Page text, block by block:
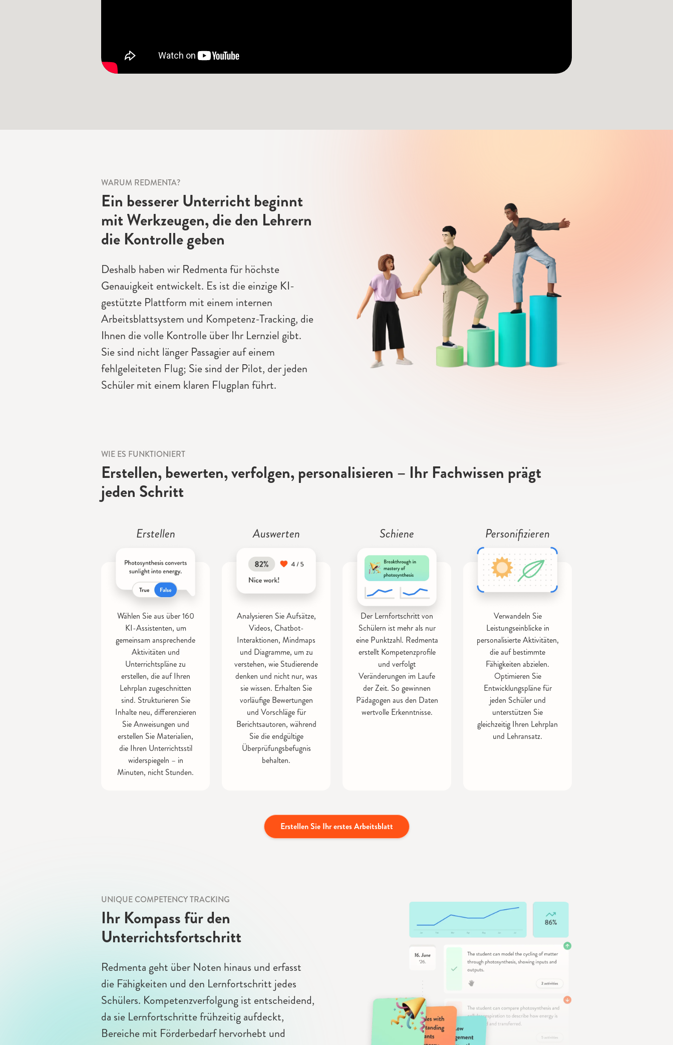
WARUM REDMENTA?
Ein besserer Unterricht beginnt
mit Werkzeugen, die den Lehrern
die Kontrolle geben
Deshalb haben wir Redmenta für höchste
Genauigkeit entwickelt. Es ist die einzige KI-
gestützte Plattform mit einem internen
Arbeitsblattsystem und Kompetenz-Tracking, die
Ihnen die volle Kontrolle über Ihr Lernziel gibt.
Sie sind nicht länger Passagier auf einem
fehlgeleiteten Flug; Sie sind der Pilot, der jeden
Schüler mit einem klaren Flugplan führt.
WIE ES FUNKTIONIERT
Erstellen, bewerten, verfolgen, personalisieren – Ihr Fachwissen prägt
jeden Schritt
Erstellen
Wählen Sie aus über 160
KI-Assistenten, um
gemeinsam ansprechende
Aktivitäten und
Unterrichtspläne zu
erstellen, die auf Ihren
Lehrplan zugeschnitten
sind. Strukturieren Sie
Inhalte neu, differenzieren
Sie Anweisungen und
erstellen Sie Materialien,
die Ihren Unterrichtsstil
widerspiegeln – in
Minuten, nicht Stunden.
Auswerten
Analysieren Sie Aufsätze,
Videos, Chatbot-
Interaktionen, Mindmaps
und Diagramme, um zu
verstehen, wie Studierende
denken und nicht nur, was
sie wissen. Erhalten Sie
vorläufige Bewertungen
und Vorschläge für
Berichtsautoren, während
Sie die endgültige
Überprüfungsbefugnis
behalten.
Schiene
Der Lernfortschritt von
Schülern ist mehr als nur
eine Punktzahl. Redmenta
erstellt Kompetenzprofile
und verfolgt
Veränderungen im Laufe
der Zeit. So gewinnen
Pädagogen aus den Daten
wertvolle Erkenntnisse.
Personifizieren
Verwandeln Sie
Leistungseinblicke in
personalisierte Aktivitäten,
die auf bestimmte
Fähigkeiten abzielen.
Optimieren Sie
Entwicklungspläne für
jeden Schüler und
unterstützen Sie
gleichzeitig Ihren Lehrplan
und Lehransatz.
Erstellen Sie Ihr erstes Arbeitsblatt
UNIQUE COMPETENCY TRACKING
Ihr Kompass für den
Unterrichtsfortschritt
Redmenta geht über Noten hinaus und erfasst
die Fähigkeiten und den Lernfortschritt jedes
Schülers. Kompetenzverfolgung ist entscheidend,
da sie Lernfortschritte frühzeitig aufdeckt,
Bereiche mit Förderbedarf hervorhebt und